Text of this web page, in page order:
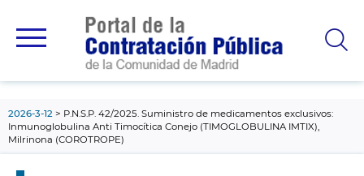
principal
2026-3-12
P.N.S.P. 42/2025. Suministro de medicamentos exclusivos:
Inmunoglobulina Anti Timocítica Conejo (TIMOGLOBULINA IMTIX),
Milrinona (COROTROPE)